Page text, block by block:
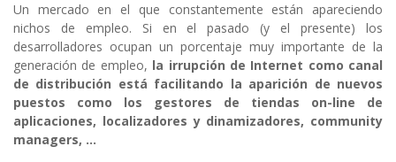
Un mercado en el que constantemente están apareciendo
nichos de empleo. Si en el pasado (y el presente) los
desarrolladores ocupan un porcentaje muy importante de la
generación de empleo, la irrupción de Internet como canal
de distribución está facilitando la aparición de nuevos
puestos como los gestores de tiendas on-line de
aplicaciones, localizadores y dinamizadores, community
managers, …